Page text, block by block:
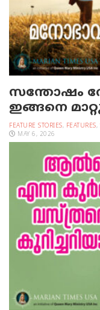
സന്തോഷം
ഇങ്ങനെ
FEATURE STORIES, FEATURES,
MAY 6, 2026